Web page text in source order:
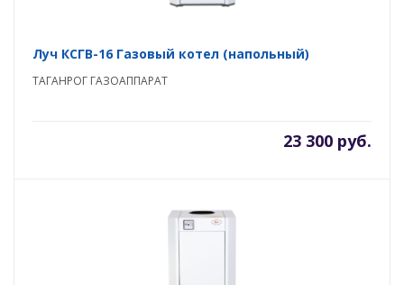
Луч КСГВ-16 Газовый котел (напольный)
ТАГАНРОГ ГАЗОАППАРАТ
23 300 руб.